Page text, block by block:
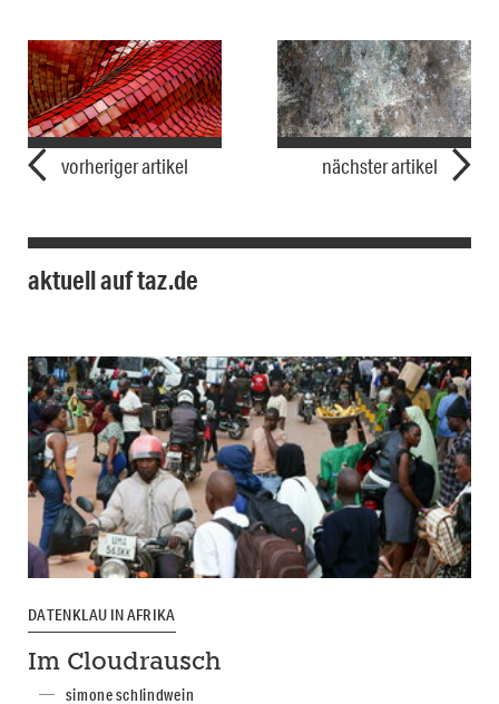
vorheriger artikel nächster artikel
aktuell auf taz.de
DATENKLAU IN AFRIKA
Im Cloudrausch
simone schlindwein